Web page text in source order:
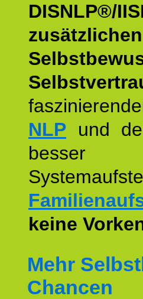
NLP und
besser
keine
Mehr
Chancen